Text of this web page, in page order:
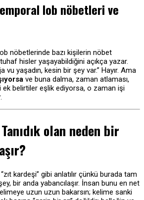
lob nöbetleri ve
nöbetlerinde bazı kişilerin nöbet
tuhaf hisler yaşayabildiğini açıkça yazar.
vu yaşadın, kesin bir şey var.” Hayır. Ama
ve buna dalma, zaman atlaması,
belirtiler eşlik ediyorsa, o zaman işi
olan neden bir
kardeşi” gibi anlatılır çünkü burada tam
bir anda yabancılaşır. İnsan bunu en net
uzun uzun bakarsın; kelime sanki